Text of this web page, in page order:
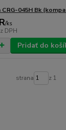
CRG-045H Bk
/ks
DPH
Pridať do
strana z 1